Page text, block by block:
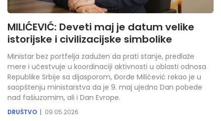
MILIĆEVIĆ: Deveti maj je datum velike
istorijske i civilizacijske simbolike
Ministar bez portfelja zadužen da prati stanje, predlaže
mere i učestvuje u koordinaciji aktivnosti u oblasti odnosa
Republike Srbije sa dijasporom, Đorđe Milićević rekao je u
saopštenju ministarstva da je 9. maj ujedno Dan pobede
nad fašiuzomim, ali i Dan Evrope.
DRUŠTVO 09.05.2026